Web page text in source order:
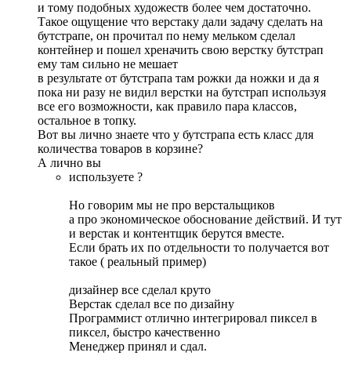
и тому подобных художеств более чем достаточно.
Такое ощущение что верстаку дали задачу сделать на
бутстрапе, он прочитал по нему мельком сделал
контейнер и пошел хреначить свою верстку бутстрап
ему там сильно не мешает
в результате от бутстрапа там рожки да ножки и да я
пока ни разу не видил верстки на бутстрап используя
все его возможности, как правило пара классов,
остальное в топку.
Вот вы лично знаете что у бутстрапа есть класс для
количества товаров в корзине?
А лично вы
используете ?
Но говорим мы не про верстальщиков
а про экономическое обоснование действий. И тут
и верстак и контентщик берутся вместе.
Если брать их по отдельности то получается вот
такое ( реальный пример)
дизайнер все сделал круто
Верстак сделал все по дизайну
Программист отлично интегрировал пиксел в
пиксел, быстро качественно
Менеджер принял и сдал.